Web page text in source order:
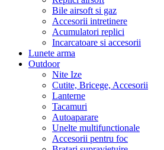
Bile airsoft si gaz
Accesorii intretinere
Acumulatori replici
Incarcatoare si accesorii
Lunete arma
Outdoor
Nite Ize
Cutite, Bricege, Accesorii
Lanterne
Tacamuri
Autoaparare
Unelte multifunctionale
Accesorii pentru foc